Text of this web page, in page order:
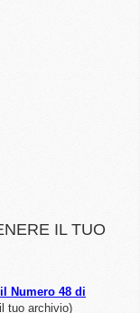
IL TUO
Numero 48 di
tuo archivio)